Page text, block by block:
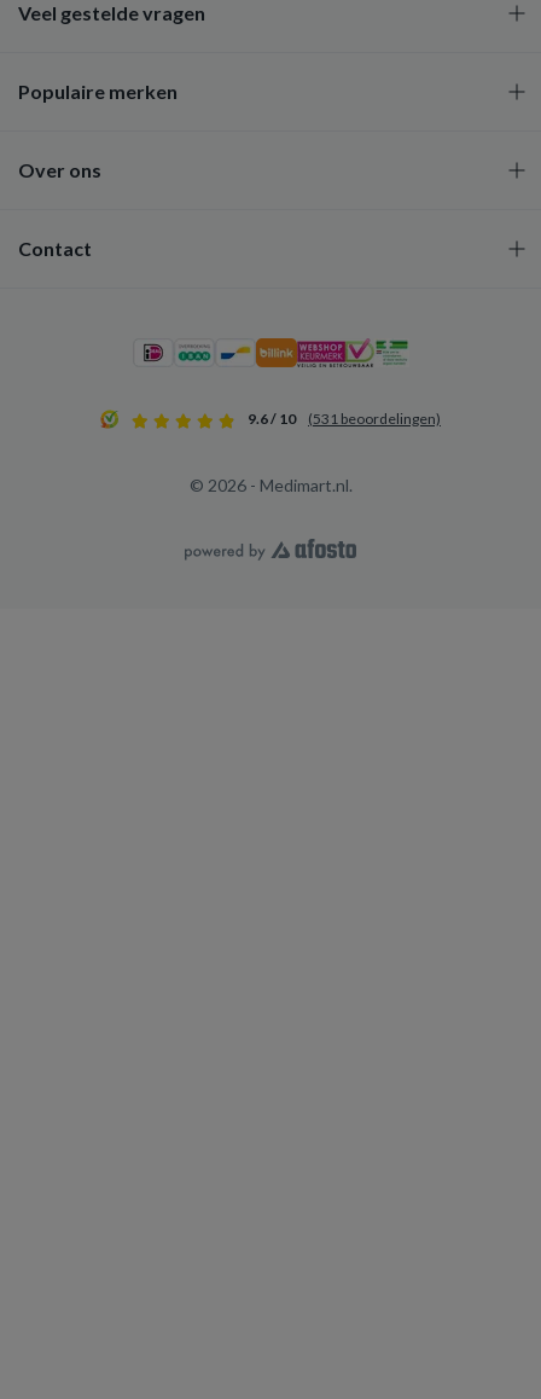
Veel gestelde vragen
Populaire merken
Over ons
Contact
9.6 / 10 (531 beoordelingen)
© 2026 - Medimart.nl.